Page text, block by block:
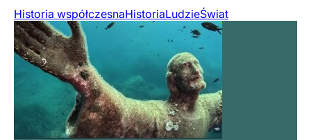
Historia współczesnaHistoriaLudzieŚwiat